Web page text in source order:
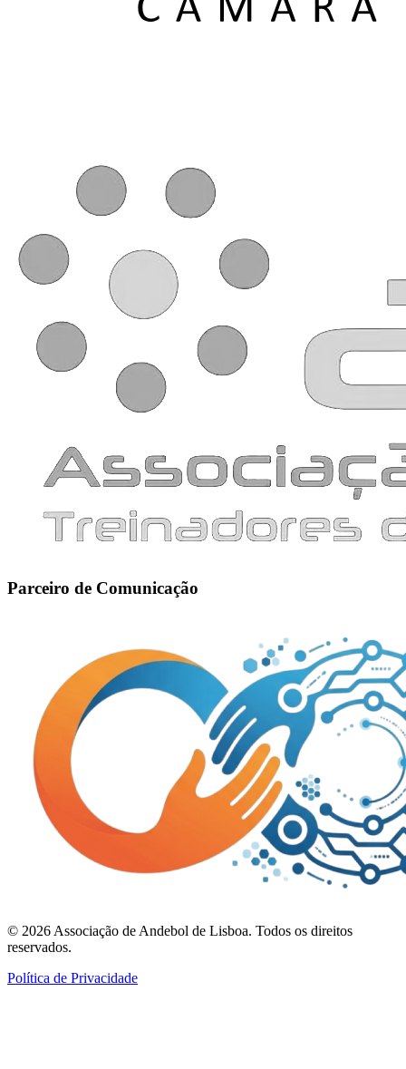
Parceiro de Comunicação
© 2026 Associação de Andebol de Lisboa. Todos os direitos
reservados.
Política de Privacidade